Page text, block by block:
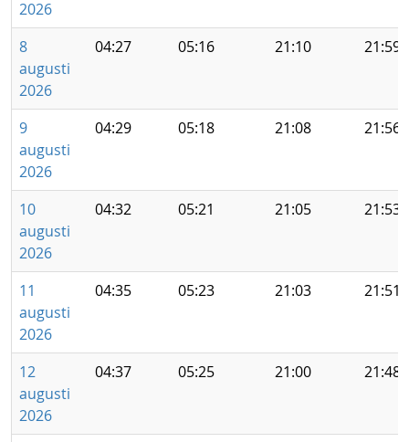
2026
8
augusti
2026
04:27 05:16 21:10 21:59
9
augusti
2026
04:29 05:18 21:08 21:56
10
augusti
2026
04:32 05:21 21:05 21:53
11
augusti
2026
04:35 05:23 21:03 21:51
12
augusti
2026
04:37 05:25 21:00 21:48